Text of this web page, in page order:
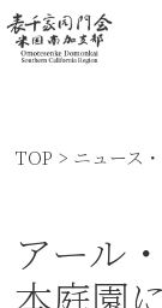
TOP > ニュース
アール